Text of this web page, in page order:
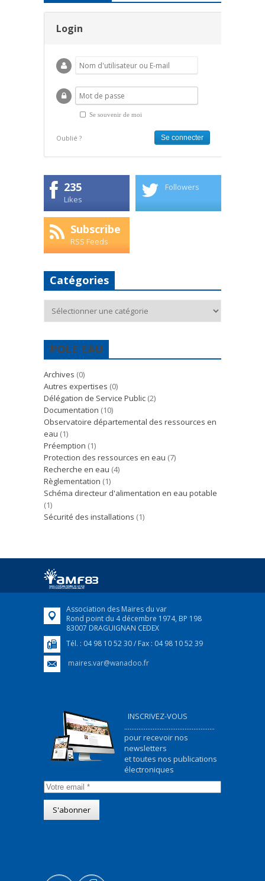
Login
Se souvenir de moi
Oublié ?
235
Likes
Followers
Subscribe
RSS Feeds
Catégories
POLE EAU
Archives (0)
Autres expertises (0)
Délégation de Service Public (2)
Documentation (10)
Observatoire départemental des ressources en
eau (1)
Préemption (1)
Protection des ressources en eau (7)
Recherche en eau (4)
Règlementation (1)
Schéma directeur d'alimentation en eau potable
(1)
Sécurité des installations (1)
Association des Maires du var
Rond point du 4 décembre 1974, BP 198
83007 DRAGUIGNAN CEDEX
Tél. : 04 98 10 52 30 / Fax : 04 98 10 52 39
maires.var@wanadoo.fr
INSCRIVEZ-VOUS
...................................................
pour recevoir nos
newsletters
et toutes nos publications
électroniques